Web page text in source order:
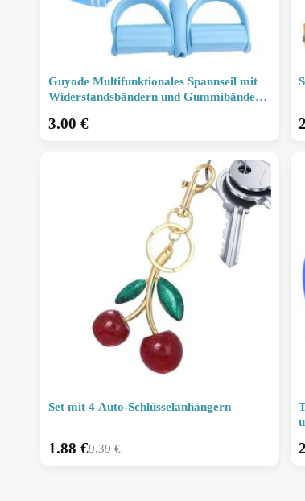
Guyode Multifunktionales Spannseil mit
Widerstandsbändern und Gummibändern
3.00 €
Set mit 4 Auto-Schlüsselanhängern
9.39€
1.88 €